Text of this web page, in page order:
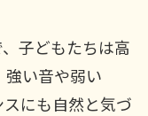
子どもたちは高
い音や弱い
にも自然と気づ